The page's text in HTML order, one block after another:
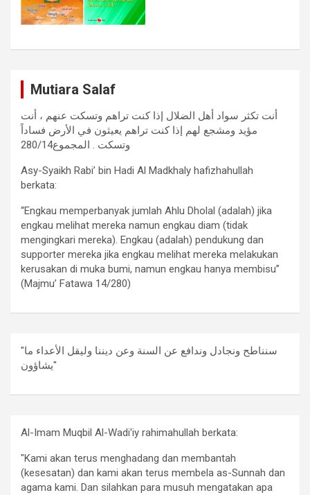
Mutiara Salaf
أنت تكثر سواد أهل الضلال إذا كنت تراهم وتسكت عنهم ، أنت
مؤيد ومشجع لهم إذا كنت تراهم يعيثون في الأرض فساداً
وتسكت . المجموع280/14
Asy-Syaikh Rabi’ bin Hadi Al Madkhaly hafizhahullah
berkata:
“Engkau memperbanyak jumlah Ahlu Dholal (adalah) jika
engkau melihat mereka namun engkau diam (tidak
mengingkari mereka). Engkau (adalah) pendukung dan
supporter mereka jika engkau melihat mereka melakukan
kerusakan di muka bumi, namun engkau hanya membisu”
(Majmu’ Fatawa 14/280)
"سنناطح ونجادل وندافع عن السنة وعن ديننا وليقل الأعداء ما
يشاؤون"
Al-Imam Muqbil Al-Wadi'iy rahimahullah berkata:
"Kami akan terus menghadang dan membantah
(kesesatan) dan kami akan terus membela as-Sunnah dan
agama kami. Dan silahkan para musuh mengatakan apa